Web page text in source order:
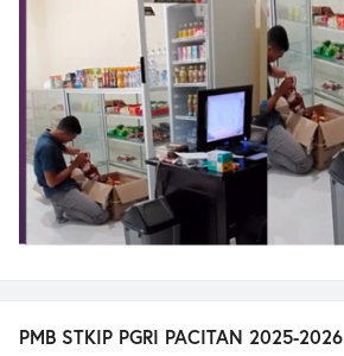
PMB STKIP PGRI PACITAN 2025-2026